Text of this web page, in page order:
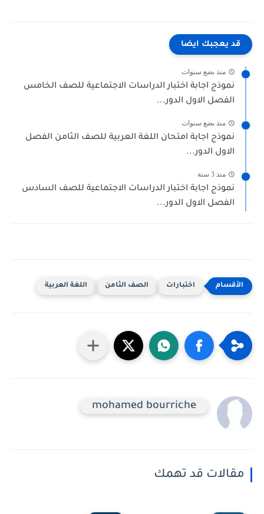
قد يعجبك ايضا
منذ بضع سنوات
نموذج اجابة اختبار الدراسات الاجتماعية للصف الخامس
الفصل الاول الدور...
منذ بضع سنوات
نموذج اجابة امتحان اللغة العربية للصف الثامن الفصل
الاول الدور...
منذ 3 سنة
نموذج اجابة اختبار الدراسات الاجتماعية للصف السادس
الفصل الاول الدور...
اختبارات الصف الثامن اللغة العربية
mohamed bourriche
مقالات قد تهمك